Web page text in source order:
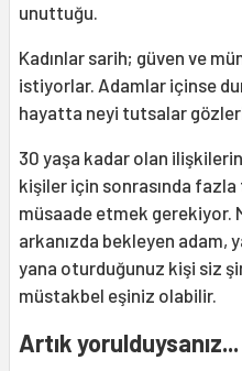
unuttuğu.
Kadınlar sarih; güven ve
istiyorlar. Adamlar içinse
hayatta neyi tutsalar
30 yaşa kadar olan
kişiler için sonrasında
müsaade etmek gerekiyor.
arkanızda bekleyen adam,
yana oturduğunuz kişi siz
müstakbel eşiniz olabilir.
Artık yorulduysanız...